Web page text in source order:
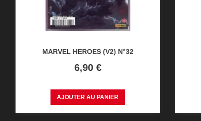
MARVEL HEROES (V2) N°32
Prix
6,90 €
AJOUTER AU PANIER